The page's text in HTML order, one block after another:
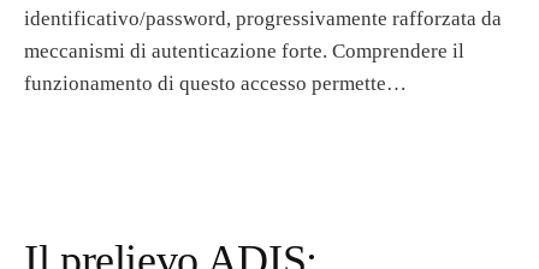
identificativo/password, progressivamente rafforzata da
meccanismi di autenticazione forte. Comprendere il
funzionamento di questo accesso permette…